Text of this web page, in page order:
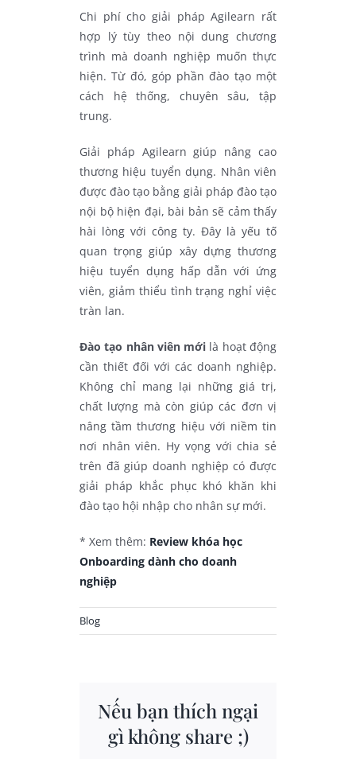
Chi phí cho giải pháp Agilearn rất
hợp lý tùy theo nội dung chương
trình mà doanh nghiệp muốn thực
hiện. Từ đó, góp phần đào tạo một
cách hệ thống, chuyên sâu, tập
trung.
Giải pháp Agilearn giúp nâng cao
thương hiệu tuyển dụng. Nhân viên
được đào tạo bằng giải pháp đào tạo
nội bộ hiện đại, bài bản sẽ cảm thấy
hài lòng với công ty. Đây là yếu tố
quan trọng giúp xây dựng thương
hiệu tuyển dụng hấp dẫn với ứng
viên, giảm thiểu tình trạng nghỉ việc
tràn lan.
Đào tạo nhân viên mới là hoạt động
cần thiết đối với các doanh nghiệp.
Không chỉ mang lại những giá trị,
chất lượng mà còn giúp các đơn vị
nâng tầm thương hiệu với niềm tin
nơi nhân viên. Hy vọng với chia sẻ
trên đã giúp doanh nghiệp có được
giải pháp khắc phục khó khăn khi
đào tạo hội nhập cho nhân sự mới.
* Xem thêm: Review khóa học
Onboarding dành cho doanh
nghiệp
Blog
Nếu bạn thích ngại
gì không share ;)